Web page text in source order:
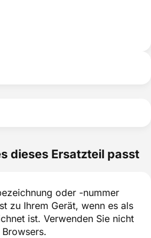
dieses Ersatzteil passt
oder -nummer
zu Ihrem Gerät, wenn es als
ist. Verwenden Sie nicht